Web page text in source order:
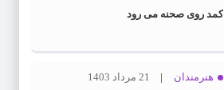
کمد روی صحنه می رود
هنرمندان
21 مرداد 1403